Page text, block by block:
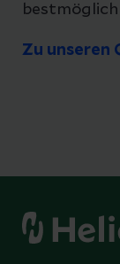
Zu unseren